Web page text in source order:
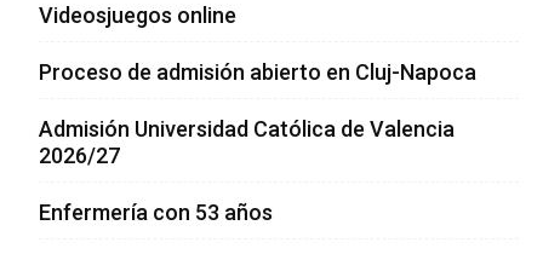
Videosjuegos online
Proceso de admisión abierto en Cluj-Napoca
Admisión Universidad Católica de Valencia
2026/27
Enfermería con 53 años